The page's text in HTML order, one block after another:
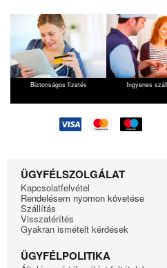
Biztonságos fizetés Ingyenes
ÜGYFÉLSZOLGÁLAT
Kapcsolatfelvétel
Rendelésem nyomon követése
Szállítás
Visszatérítés
Gyakran ismételt kérdések
ÜGYFÉLPOLITIKA